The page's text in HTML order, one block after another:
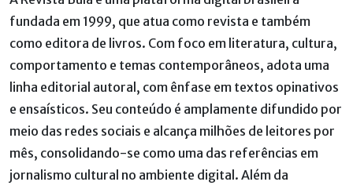
fundada em 1999, que atua como revista e também
como editora de livros. Com foco em literatura, cultura,
comportamento e temas contemporâneos, adota uma
linha editorial autoral, com ênfase em textos opinativos
e ensaísticos. Seu conteúdo é amplamente difundido por
meio das redes sociais e alcança milhões de leitores por
mês, consolidando-se como uma das referências em
jornalismo cultural no ambiente digital. Além da